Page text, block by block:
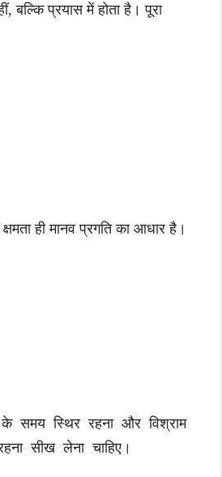
बल्कि प्रयास में होता है। पूरा
ही मानव प्रगति का आधार है।
के समय स्थिर रहना और विश्राम
सीख लेना चाहिए।